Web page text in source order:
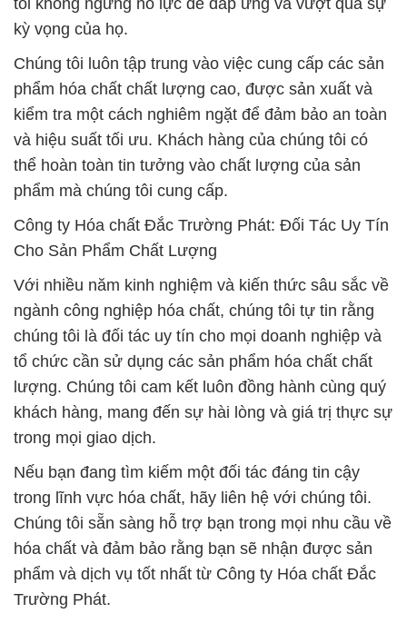
kỳ vọng của họ.
Chúng tôi luôn tập trung vào việc cung cấp các sản
phẩm hóa chất chất lượng cao, được sản xuất và
kiểm tra một cách nghiêm ngặt để đảm bảo an toàn
và hiệu suất tối ưu. Khách hàng của chúng tôi có
thể hoàn toàn tin tưởng vào chất lượng của sản
phẩm mà chúng tôi cung cấp.
Công ty Hóa chất Đắc Trường Phát: Đối Tác Uy Tín
Cho Sản Phẩm Chất Lượng
Với nhiều năm kinh nghiệm và kiến thức sâu sắc về
ngành công nghiệp hóa chất, chúng tôi tự tin rằng
chúng tôi là đối tác uy tín cho mọi doanh nghiệp và
tổ chức cần sử dụng các sản phẩm hóa chất chất
lượng. Chúng tôi cam kết luôn đồng hành cùng quý
khách hàng, mang đến sự hài lòng và giá trị thực sự
trong mọi giao dịch.
Nếu bạn đang tìm kiếm một đối tác đáng tin cậy
trong lĩnh vực hóa chất, hãy liên hệ với chúng tôi.
Chúng tôi sẵn sàng hỗ trợ bạn trong mọi nhu cầu về
hóa chất và đảm bảo rằng bạn sẽ nhận được sản
phẩm và dịch vụ tốt nhất từ Công ty Hóa chất Đắc
Trường Phát.